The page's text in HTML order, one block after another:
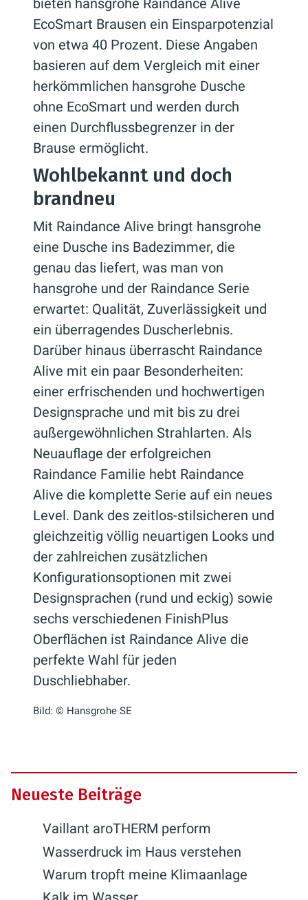
bieten hansgrohe Raindance Alive
EcoSmart Brausen ein Einsparpotenzial
von etwa 40 Prozent. Diese Angaben
basieren auf dem Vergleich mit einer
herkömmlichen hansgrohe Dusche
ohne EcoSmart und werden durch
einen Durchflussbegrenzer in der
Brause ermöglicht.
Wohlbekannt und doch
brandneu
Mit Raindance Alive bringt hansgrohe
eine Dusche ins Badezimmer, die
genau das liefert, was man von
hansgrohe und der Raindance Serie
erwartet: Qualität, Zuverlässigkeit und
ein überragendes Duscherlebnis.
Darüber hinaus überrascht Raindance
Alive mit ein paar Besonderheiten:
einer erfrischenden und hochwertigen
Designsprache und mit bis zu drei
außergewöhnlichen Strahlarten. Als
Neuauflage der erfolgreichen
Raindance Familie hebt Raindance
Alive die komplette Serie auf ein neues
Level. Dank des zeitlos-stilsicheren und
gleichzeitig völlig neuartigen Looks und
der zahlreichen zusätzlichen
Konfigurationsoptionen mit zwei
Designsprachen (rund und eckig) sowie
sechs verschiedenen FinishPlus
Oberflächen ist Raindance Alive die
perfekte Wahl für jeden
Duschliebhaber.
Bild: © Hansgrohe SE
Neueste Beiträge
Vaillant aroTHERM perform
Wasserdruck im Haus verstehen
Warum tropft meine Klimaanlage